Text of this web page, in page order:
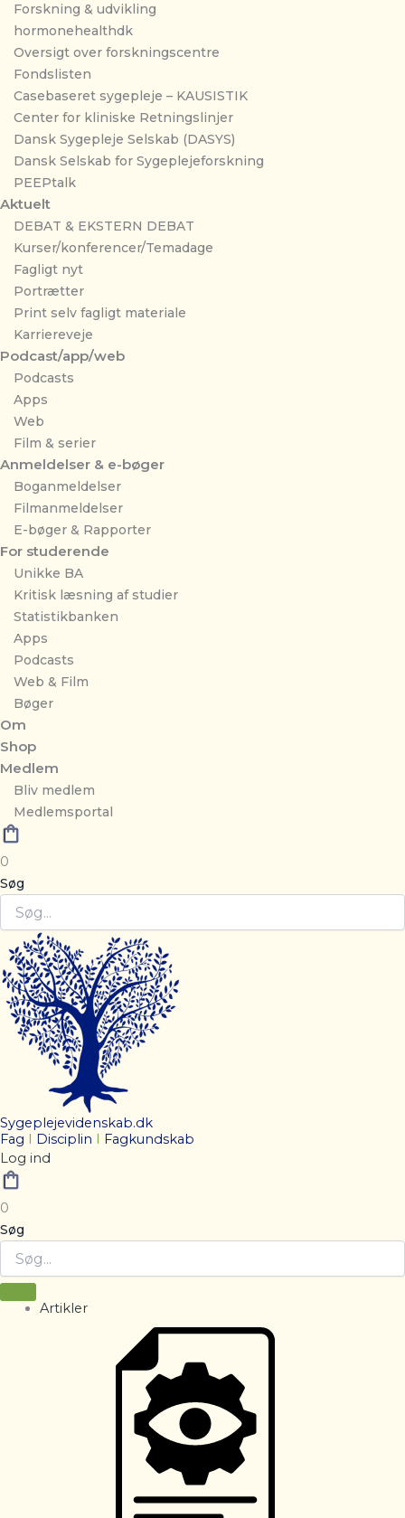
Forskning & udvikling
hormonehealthdk
Oversigt over forskningscentre
Fondslisten
Casebaseret sygepleje – KAUSISTIK
Center for kliniske Retningslinjer
Dansk Sygepleje Selskab (DASYS)
Dansk Selskab for Sygeplejeforskning
PEEPtalk
Aktuelt
DEBAT & EKSTERN DEBAT
Kurser/konferencer/Temadage
Fagligt nyt
Portrætter
Print selv fagligt materiale
Karriereveje
Podcast/app/web
Podcasts
Apps
Web
Film & serier
Anmeldelser & e-bøger
Boganmeldelser
Filmanmeldelser
E-bøger & Rapporter
For studerende
Unikke BA
Kritisk læsning af studier
Statistikbanken
Apps
Podcasts
Web & Film
Bøger
Om
Shop
Medlem
Bliv medlem
Medlemsportal
0
Søg
Sygeplejevidenskab.dk
Fag
Disciplin
Fagkundskab
Log ind
0
Søg
Artikler